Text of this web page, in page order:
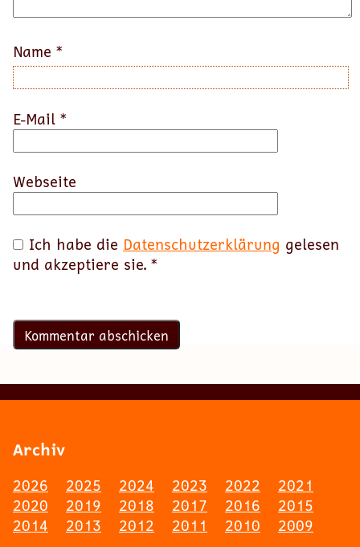
Name *
E-Mail *
Webseite
Ich habe die Datenschutzerklärung gelesen
und akzeptiere sie. *
Archiv
2026 2025 2024 2023 2022
2021
2020
2019 2018 2017 2016
2015
2014
2013 2012 2011 2010 2009